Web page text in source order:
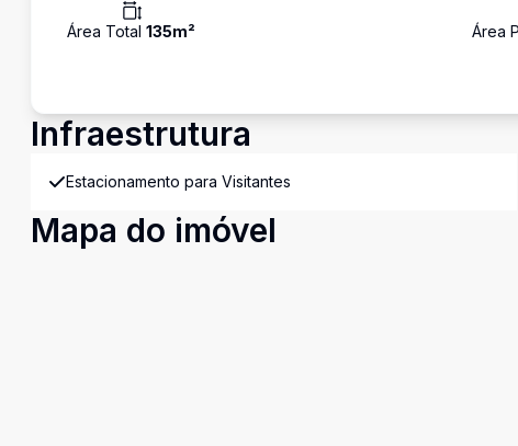
Área Total 135m² Área
Infraestrutura
Estacionamento para Visitantes
Mapa do imóvel